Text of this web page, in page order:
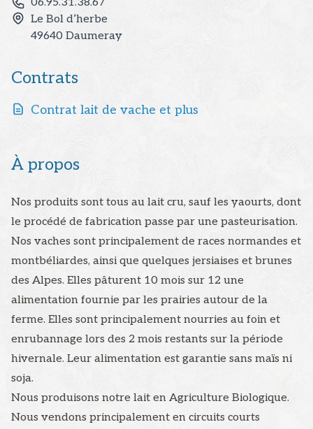
Le Bol d’herbe
49640 Daumeray
Contrats
Contrat lait de vache et plus
À propos
Nos produits sont tous au lait cru, sauf les yaourts, dont
le procédé de fabrication passe par une pasteurisation.
Nos vaches sont principalement de races normandes et
montbéliardes, ainsi que quelques jersiaises et brunes
des Alpes. Elles pâturent 10 mois sur 12 une
alimentation fournie par les prairies autour de la
ferme. Elles sont principalement nourries au foin et
enrubannage lors des 2 mois restants sur la période
hivernale. Leur alimentation est garantie sans maïs ni
soja.
Nous produisons notre lait en Agriculture Biologique.
Nous vendons principalement en circuits courts